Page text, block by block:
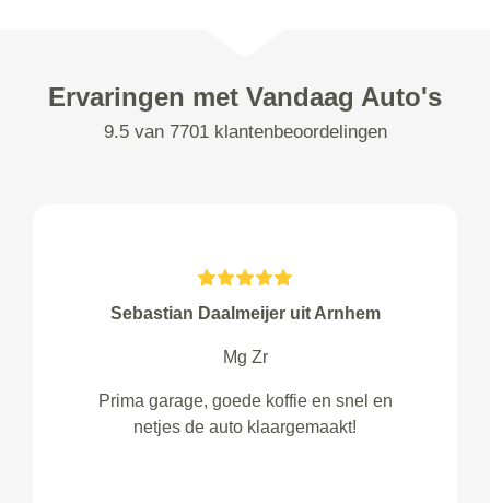
Ervaringen met Vandaag Auto's
9.5 van 7701 klantenbeoordelingen
Sebastian Daalmeijer uit Arnhem
Mg Zr
Prima garage, goede koffie en snel en
netjes de auto klaargemaakt!